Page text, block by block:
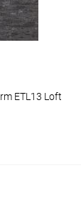
заказ
ETL13 Loft